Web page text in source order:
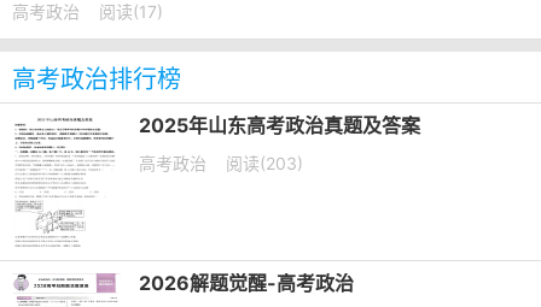
高考政治 阅读(17)
高考政治排行榜
2025年山东高考政治真题及答案
高考政治 阅读(203)
2026解题觉醒-高考政治